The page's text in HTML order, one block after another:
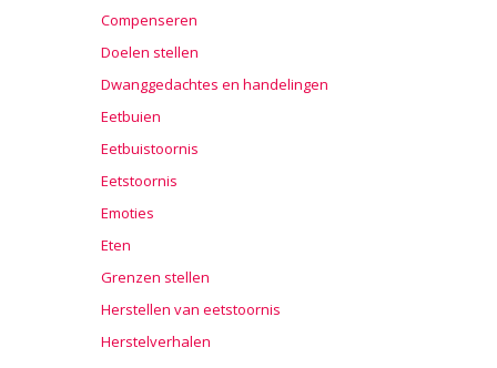
Compenseren
Doelen stellen
Dwanggedachtes en handelingen
Eetbuien
Eetbuistoornis
Eetstoornis
Emoties
Eten
Grenzen stellen
Herstellen van eetstoornis
Herstelverhalen